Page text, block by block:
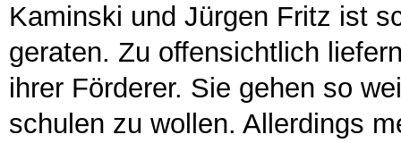
Kaminski und Jürgen Fritz ist
geraten. Zu offensichtlich
ihrer Förderer. Sie gehen so
schulen zu wollen. Allerdings